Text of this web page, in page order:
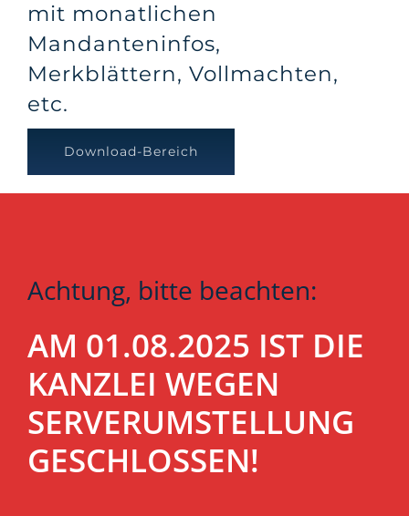
mit monatlichen
Mandanteninfos,
Merkblättern, Vollmachten,
etc.
Download-Bereich
Achtung, bitte beachten:
AM 01.08.2025 IST DIE
KANZLEI WEGEN
SERVERUMSTELLUNG
GESCHLOSSEN!